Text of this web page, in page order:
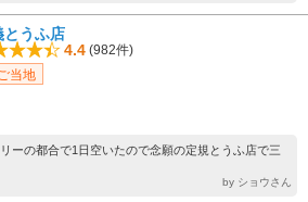
とうふ店
4.4 (982件)
当地
ーの都合で1日空いたので念願の定規とうふ店で三
by ショウさん